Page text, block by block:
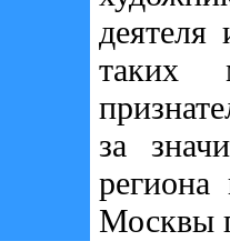
таких
за
Москвы